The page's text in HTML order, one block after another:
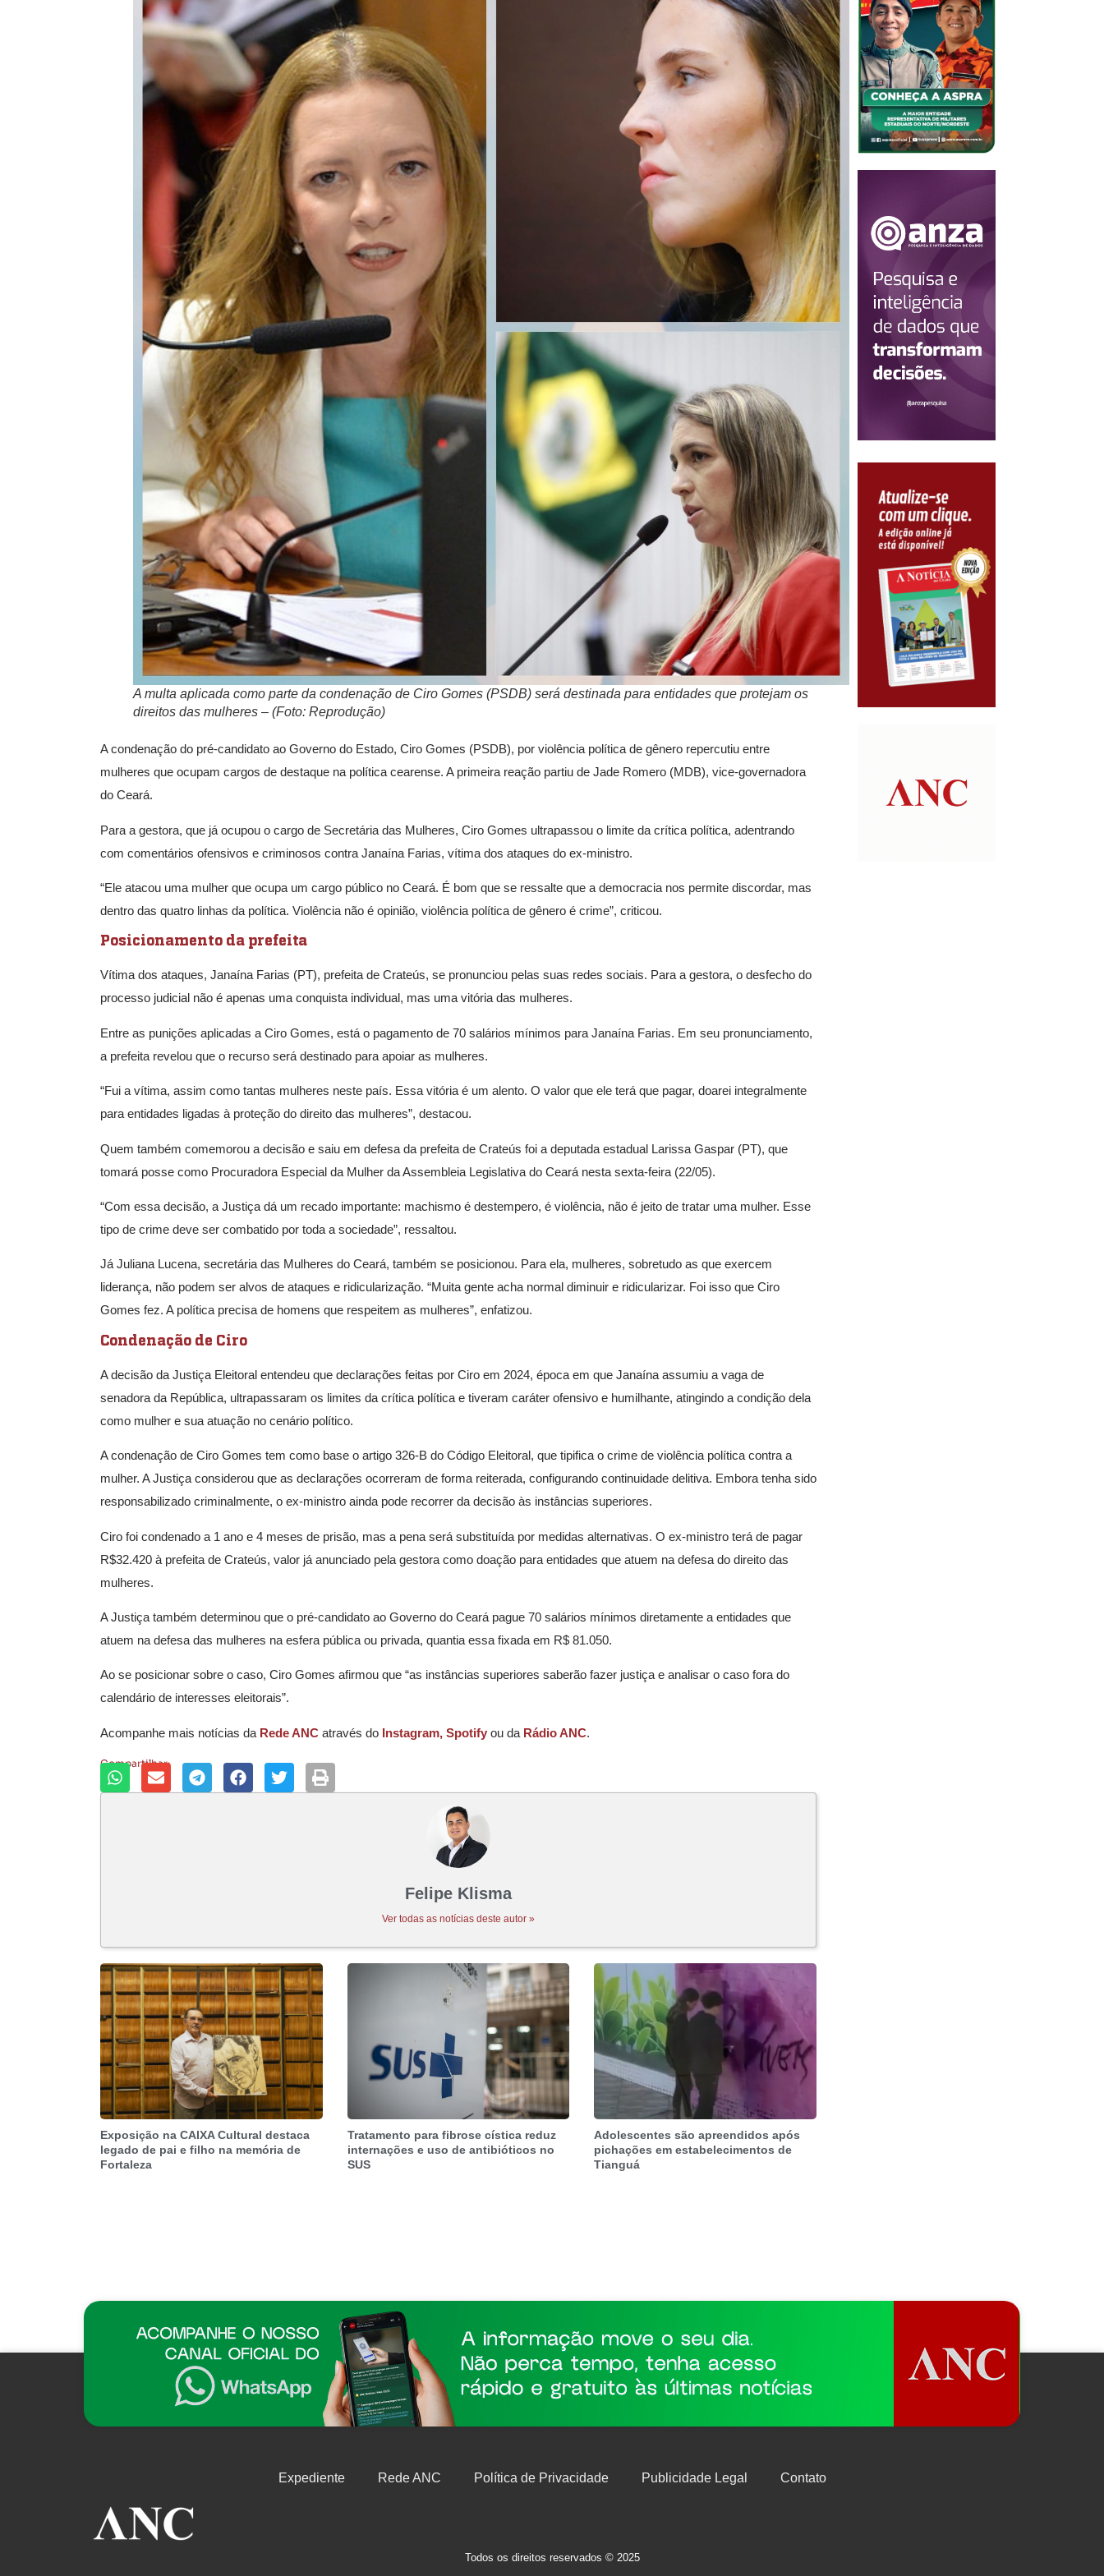
A multa aplicada como parte da condenação de Ciro Gomes (PSDB) será destinada para entidades que protejam os
direitos das mulheres – (Foto: Reprodução)
A condenação do pré-candidato ao Governo do Estado, Ciro Gomes (PSDB), por violência política de gênero repercutiu entre
mulheres que ocupam cargos de destaque na política cearense. A primeira reação partiu de Jade Romero (MDB), vice-governadora
do Ceará.
Para a gestora, que já ocupou o cargo de Secretária das Mulheres, Ciro Gomes ultrapassou o limite da crítica política, adentrando
com comentários ofensivos e criminosos contra Janaína Farias, vítima dos ataques do ex-ministro.
“Ele atacou uma mulher que ocupa um cargo público no Ceará. É bom que se ressalte que a democracia nos permite discordar, mas
dentro das quatro linhas da política. Violência não é opinião, violência política de gênero é crime”, criticou.
Posicionamento da prefeita
Vítima dos ataques, Janaína Farias (PT), prefeita de Crateús, se pronunciou pelas suas redes sociais. Para a gestora, o desfecho do
processo judicial não é apenas uma conquista individual, mas uma vitória das mulheres.
Entre as punições aplicadas a Ciro Gomes, está o pagamento de 70 salários mínimos para Janaína Farias. Em seu pronunciamento,
a prefeita revelou que o recurso será destinado para apoiar as mulheres.
“Fui a vítima, assim como tantas mulheres neste país. Essa vitória é um alento. O valor que ele terá que pagar, doarei integralmente
para entidades ligadas à proteção do direito das mulheres”, destacou.
Quem também comemorou a decisão e saiu em defesa da prefeita de Crateús foi a deputada estadual Larissa Gaspar (PT), que
tomará posse como Procuradora Especial da Mulher da Assembleia Legislativa do Ceará nesta sexta-feira (22/05).
“Com essa decisão, a Justiça dá um recado importante: machismo é destempero, é violência, não é jeito de tratar uma mulher. Esse
tipo de crime deve ser combatido por toda a sociedade”, ressaltou.
Já Juliana Lucena, secretária das Mulheres do Ceará, também se posicionou. Para ela, mulheres, sobretudo as que exercem
liderança, não podem ser alvos de ataques e ridicularização. “Muita gente acha normal diminuir e ridicularizar. Foi isso que Ciro
Gomes fez. A política precisa de homens que respeitem as mulheres”, enfatizou.
Condenação de Ciro
A decisão da Justiça Eleitoral entendeu que declarações feitas por Ciro em 2024, época em que Janaína assumiu a vaga de
senadora da República, ultrapassaram os limites da crítica política e tiveram caráter ofensivo e humilhante, atingindo a condição dela
como mulher e sua atuação no cenário político.
A condenação de Ciro Gomes tem como base o artigo 326-B do Código Eleitoral, que tipifica o crime de violência política contra a
mulher. A Justiça considerou que as declarações ocorreram de forma reiterada, configurando continuidade delitiva. Embora tenha sido
responsabilizado criminalmente, o ex-ministro ainda pode recorrer da decisão às instâncias superiores.
Ciro foi condenado a 1 ano e 4 meses de prisão, mas a pena será substituída por medidas alternativas. O ex-ministro terá de pagar
R$32.420 à prefeita de Crateús, valor já anunciado pela gestora como doação para entidades que atuem na defesa do direito das
mulheres.
A Justiça também determinou que o pré-candidato ao Governo do Ceará pague 70 salários mínimos diretamente a entidades que
atuem na defesa das mulheres na esfera pública ou privada, quantia essa fixada em R$ 81.050.
Ao se posicionar sobre o caso, Ciro Gomes afirmou que “as instâncias superiores saberão fazer justiça e analisar o caso fora do
calendário de interesses eleitorais”.
Acompanhe mais notícias da Rede ANC através do Instagram, Spotify ou da Rádio ANC.
Compartilhar:
Felipe Klisma
Ver todas as notícias deste autor »
Exposição na CAIXA Cultural destaca
legado de pai e filho na memória de
Fortaleza
Tratamento para fibrose cística reduz
internações e uso de antibióticos no
SUS
Adolescentes são apreendidos após
pichações em estabelecimentos de
Tianguá
Expediente Rede ANC Política de Privacidade Publicidade Legal Contato
Todos os direitos reservados © 2025